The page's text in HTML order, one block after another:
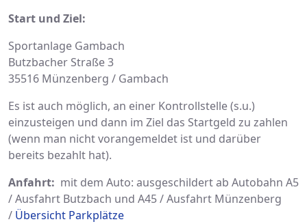
Start und Ziel:
Sportanlage Gambach
Butzbacher Straße 3
35516 Münzenberg / Gambach
Es ist auch möglich, an einer Kontrollstelle (s.u.)
einzusteigen und dann im Ziel das Startgeld zu zahlen
(wenn man nicht vorangemeldet ist und darüber
bereits bezahlt hat).
Anfahrt: mit dem Auto: ausgeschildert ab Autobahn A5
/ Ausfahrt Butzbach und A45 / Ausfahrt Münzenberg
/ Übersicht Parkplätze